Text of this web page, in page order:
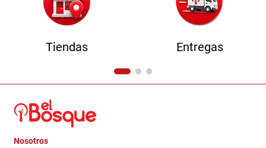
Tiendas Entregas
Nosotros